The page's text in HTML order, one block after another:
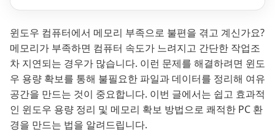
윈도우 컴퓨터에서 메모리 부족으로 불편을 겪고 계신가요?
메모리가 부족하면 컴퓨터 속도가 느려지고 간단한 작업조
차 지연되는 경우가 많습니다. 이런 문제를 해결하려면 윈도
우 용량 확보를 통해 불필요한 파일과 데이터를 정리해 여유
공간을 만드는 것이 중요합니다. 이번 글에서는 쉽고 효과적
인 윈도우 용량 정리 및 메모리 확보 방법으로 쾌적한 PC 환
경을 만드는 법을 알려드립니다.